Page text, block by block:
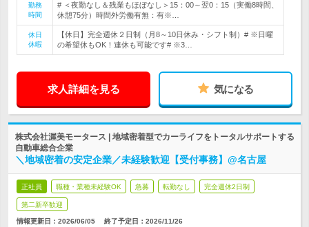
勤務
時間
# ＜夜勤なし＆残業もほぼなし＞15：00～翌0：15（実働8時間、
休憩75分）時間外労働有無：有※…
休日
休暇
【休日】完全週休２日制（月8～10日休み・シフト制）# ※日曜
の希望休もOK！連休も可能です# ※3…
求人詳細を見る 気になる
株式会社渥美モータース | 地域密着型でカーライフをトータルサポートする
自動車総合企業
＼地域密着の安定企業／未経験歓迎【受付事務】@名古屋
正社員 職種・業種未経験OK 急募 転勤なし 完全週休2日制
第二新卒歓迎
情報更新日：2026/06/05 終了予定日： 2026/11/26